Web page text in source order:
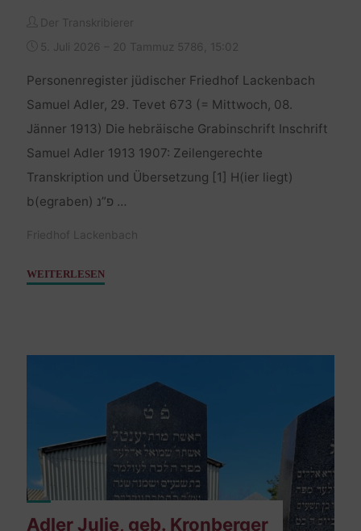
Der Transkribierer
5. Juli 2026 – 20 Tammuz 5786, 15:02
Personenregister jüdischer Friedhof Lackenbach
Samuel Adler, 29. Tevet 673 (= Mittwoch, 08.
Jänner 1913) Die hebräische Grabinschrift Inschrift
Samuel Adler 1913 1907: Zeilengerechte
Transkription und Übersetzung [1] H(ier liegt)
b(egraben) פ”נ …
Friedhof Lackenbach
WEITERLESEN"Adler
Jänner
Adler Julie, geb. Kronberger